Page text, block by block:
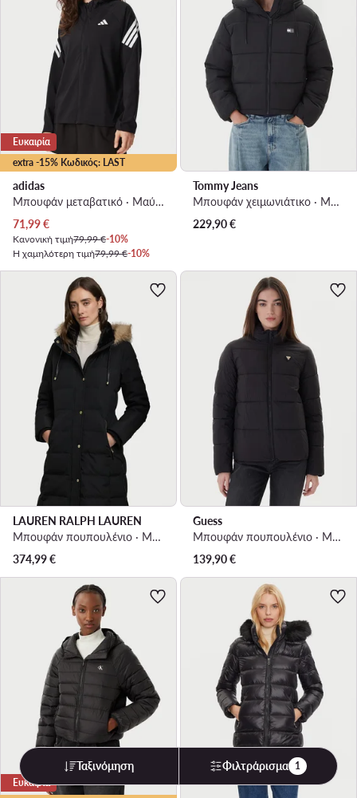
extra -15% Κωδικός: LAST
Ευκαιρία
adidas
Μπουφάν μεταβατικό · Μαύρο
Τρέχουσα τιμή
71,99€
Κανονική τιμή79,99 €-10%
Η χαμηλότερη τιμή79,99 €-10%
Tommy Jeans
Μπουφάν χειμωνιάτικο · Μαύρο
229,90€
LAUREN RALPH LAUREN
Μπουφάν πουπουλένιο · Μαύρο
374,99€
Guess
Μπουφάν πουπουλένιο · Μαύρο
139,90€
Ευκαιρία
Ταξινόμηση Φιλτράρισμα 1